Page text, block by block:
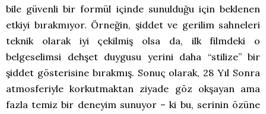
bile güvenli bir formül içinde sunulduğu için beklenen
etkiyi bırakmıyor. Örneğin, şiddet ve gerilim sahneleri
teknik olarak iyi çekilmiş olsa da, ilk filmdeki o
belgeselimsi dehşet duygusu yerini daha “stilize” bir
şiddet gösterisine bırakmış. Sonuç olarak, 28 Yıl Sonra
atmosferiyle korkutmaktan ziyade göz okşayan ama
fazla temiz bir deneyim sunuyor – ki bu, serinin özüne